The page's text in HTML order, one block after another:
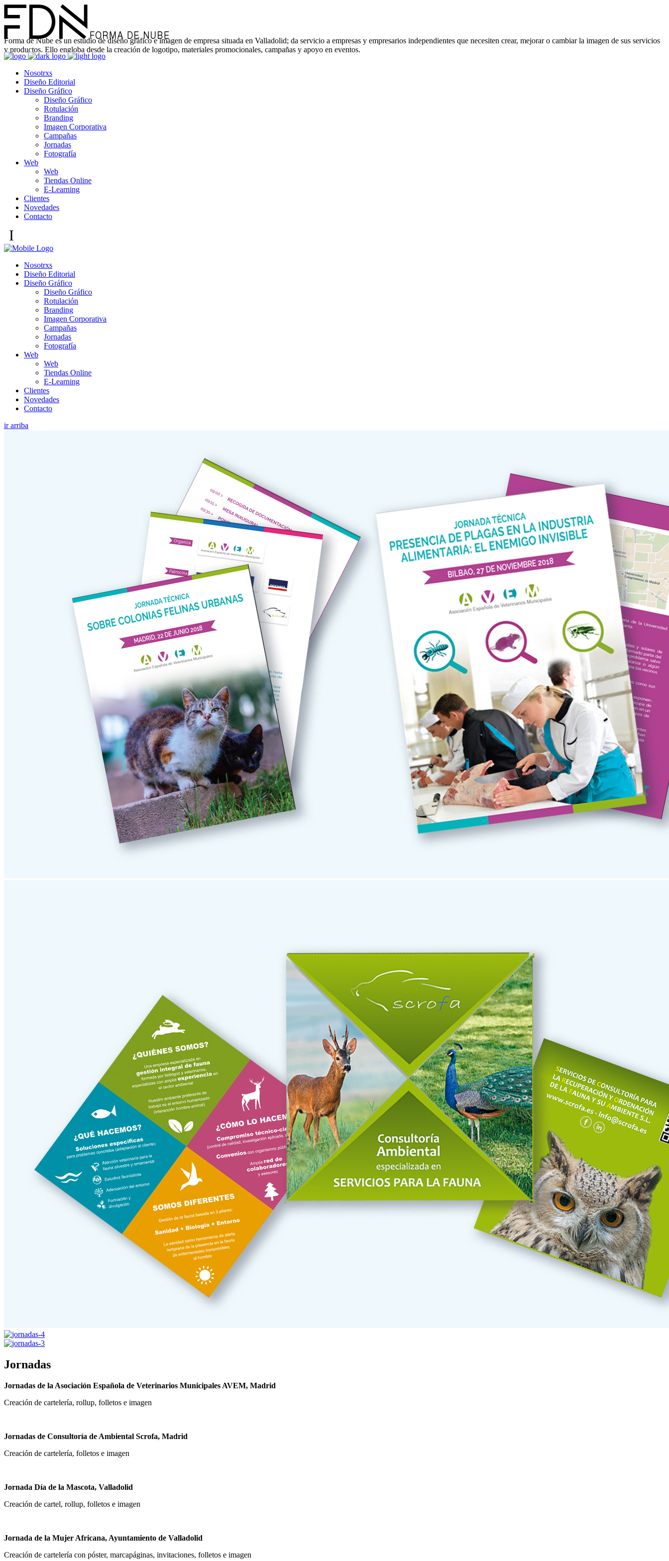
Forma de Nube es un estudio dediseño gráfico e imagen de empresa situada en Valladolid; da servicio a empresas y empresarios independientes que necesiten crear, mejorar o cambiar la imagen de sus servicios
y productos. Ello engloba desde la creación de logotipo, materiales promocionales, campañas y apoyo en eventos.
Nosotrxs
Diseño Editorial
Diseño Gráfico
Diseño Gráfico
Rotulación
Branding
Imagen Corporativa
Campañas
Jornadas
Fotografía
Web
Web
Tiendas Online
E-Learning
Clientes
Novedades
Contacto
I
Nosotrxs
Diseño Editorial
Diseño Gráfico
Diseño Gráfico
Rotulación
Branding
Imagen Corporativa
Campañas
Jornadas
Fotografía
Web
Web
Tiendas Online
E-Learning
Clientes
Novedades
Contacto
ir arriba
Jornadas
Jornadas de la Asociación Española de Veterinarios Municipales AVEM, Madrid
Creación de cartelería, rollup, folletos e imagen
Jornadas de Consultoría de Ambiental Scrofa, Madrid
Creación de cartelería, folletos e imagen
Jornada Día de la Mascota, Valladolid
Creación de cartel, rollup, folletos e imagen
Jornada de la Mujer Africana, Ayuntamiento de Valladolid
Creación de cartelería con póster, marcapáginas, invitaciones, folletos e imagen